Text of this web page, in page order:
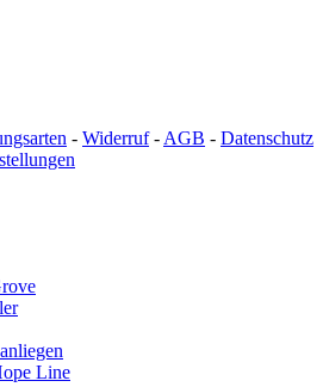
- Widerruf- AGB - Datenschutz
Line